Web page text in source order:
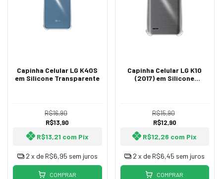
Capinha Celular LG K40S
em Silicone Transparente
R$16,90
R$13,90
R$13,21 com Pix
2 x de R$6,95 sem juros
COMPRAR
Capinha Celular LG K10
(2017) em Silicone
R$15,90
R$12,90
R$12,26 com Pix
2 x de R$6,45 sem juros
COMPRAR